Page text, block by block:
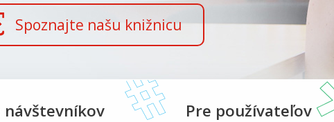
Spoznajte našu knižnicu
návštevníkov Pre používateľov